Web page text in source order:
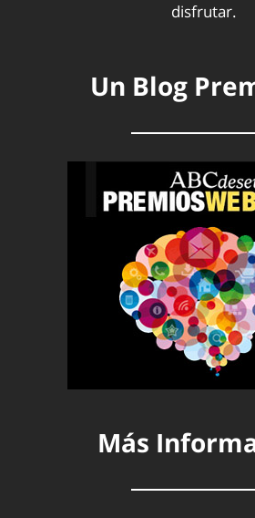
disfrutar.
Un Blog
Más